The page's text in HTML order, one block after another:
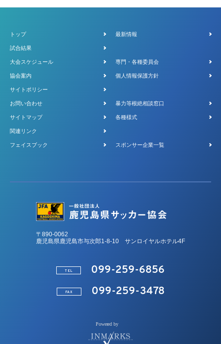
トップ 最新情報
試合結果
大会スケジュール 専門・各種委員会
協会案内 個人情報保護方針
サイトポリシー
お問い合わせ 暴力等根絶相談窓口
サイトマップ 各種様式
関連リンク
フェイスブック スポンサー企業一覧
〒890-0062
鹿児島県鹿児島市与次郎1-8-10 サンロイヤルホテル4F
TEL 099-259-6856
FAX 099-259-3478